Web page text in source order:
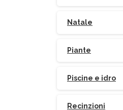
Natale
Piante
Piscine e idro
Recinzioni